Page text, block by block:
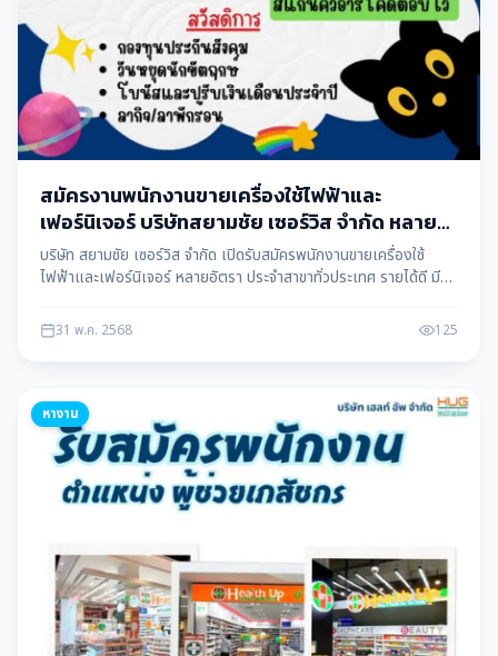
สมัครงานพนักงานขายเครื่องใช้ไฟฟ้าและ
เฟอร์นิเจอร์ บริษัทสยามชัย เซอร์วิส จำกัด หลาย
อัตรา
บริษัท สยามชัย เซอร์วิส จำกัด เปิดรับสมัครพนักงานขายเครื่องใช้
ไฟฟ้าและเฟอร์นิเจอร์ หลายอัตรา ประจำสาขาทั่วประเทศ รายได้ดี มี
31 พ.ค. 2568 125
หางาน